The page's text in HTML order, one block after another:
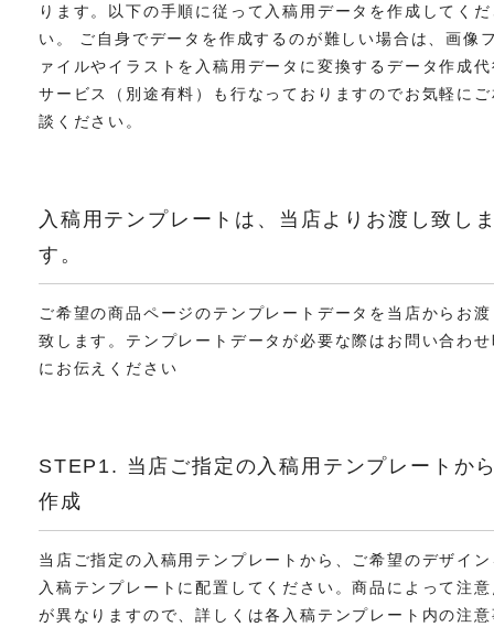
ります。以下の手順に従って入稿用データを作成してく
い。 ご自身でデータを作成するのが難しい場合は、画像
ァイルやイラストを入稿用データに変換するデータ作成
サービス（別途有料）も行なっておりますのでお気軽に
談ください。
入稿用テンプレートは、当店よりお渡し致し
す。
ご希望の商品ページのテンプレートデータを当店からお
致します。テンプレートデータが必要な際はお問い合わ
にお伝えください
STEP1. 当店ご指定の入稿用テンプレートか
作成
当店ご指定の入稿用テンプレートから、ご希望のデザイ
入稿テンプレートに配置してください。商品によって注
が異なりますので、詳しくは各入稿テンプレート内の注